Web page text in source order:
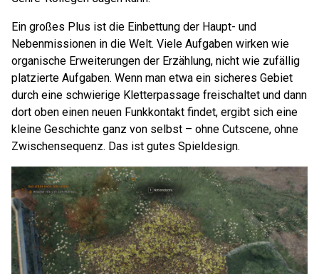
Ein großes Plus ist die Einbettung der Haupt- und
Nebenmissionen in die Welt. Viele Aufgaben wirken wie
organische Erweiterungen der Erzählung, nicht wie zufällig
platzierte Aufgaben. Wenn man etwa ein sicheres Gebiet
durch eine schwierige Kletterpassage freischaltet und dann
dort oben einen neuen Funkkontakt findet, ergibt sich eine
kleine Geschichte ganz von selbst – ohne Cutscene, ohne
Zwischensequenz. Das ist gutes Spieldesign.